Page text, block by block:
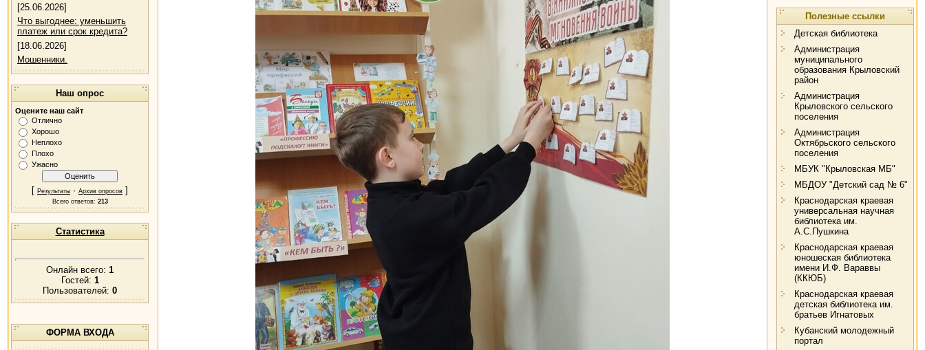
[25.06.2026]
Что выгоднее: уменьшить
платеж или срок кредита?
[18.06.2026]
Мошенники.
Наш опрос
Оцените наш сайт
Отлично
Хорошо
Неплохо
Плохо
Ужасно
[ Результаты · Архив опросов ]
Всего ответов: 213
Статистика
Онлайн всего: 1
Гостей: 1
Пользователей: 0
ФОРМА ВХОДА
Полезные ссылки
Детская библиотека
Администрация
муниципального
образования Крыловский
район
Администрация
Крыловского сельского
поселения
Администрация
Октябрьского сельского
поселения
МБУК "Крыловская МБ"
МБДОУ "Детский сад № 6"
Краснодарская краевая
универсальная научная
библиотека им.
А.С.Пушкина
Краснодарская краевая
юношеская библиотека
имени И.Ф. Вараввы
(ККЮБ)
Краснодарская краевая
детская библиотека им.
братьев Игнатовых
Кубанский молодежный
портал